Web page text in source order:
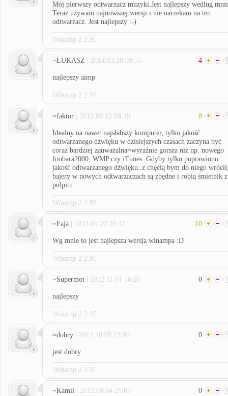
Mój pierwszy odtwarzacz muzyki.Jest najlepszy według
Teraz używam najnowszej wersji i nie narzekam na ten
odtwarzacz. Jest najlepszy :-)
Winamp 2 2.95
~ŁUKASZ | 2014.03.28 09:55 -4
najlepszy aimp
Winamp 2 2.95
~faktor | 2013.08.12 08:49 8
Idealny na nawet najsłabszy komputer, tylko jakość
odtwarzanego dźwięku w dzisiejszych czasach zaczyna być
coraz bardziej zauważalna=wyraźnie gorsza niż np. nowego
foobara2000, WMP czy iTunes. Gdyby tylko poprawiono
jakość odtwarzanego dźwięku..z chęcią bym do niego
bajery w nowych odtwarzaczach są zbędne i robią śmietnik z
pulpitu.
Winamp 2 2.95
~Faja | 2013.01.20 20:37 10
Wg mnie to jest najlepsza wersja winampa :D
Winamp 2 2.95
~Supermot | 2012.11.01 16:26 0
najlepszy
Winamp 2 2.95
~dobry | 2012.10.05 23:00 0
jest dobry
Winamp 2 2.95
~Kamil | 2012.09.04 21:05 0